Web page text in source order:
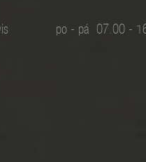
po - pá 07.00 -